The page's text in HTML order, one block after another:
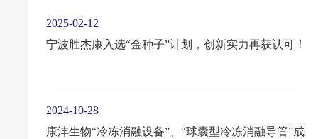
2025-02-12
宁波胜杰康入选“金种子”计划，创新实力再获认可！
2024-10-28
康沣生物“冷冻消融设备”、“球囊型冷冻消融导管”成